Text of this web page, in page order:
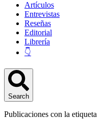
Artículos
Entrevistas
Reseñas
Editorial
Librería
👇
Search
Publicaciones con la etiqueta